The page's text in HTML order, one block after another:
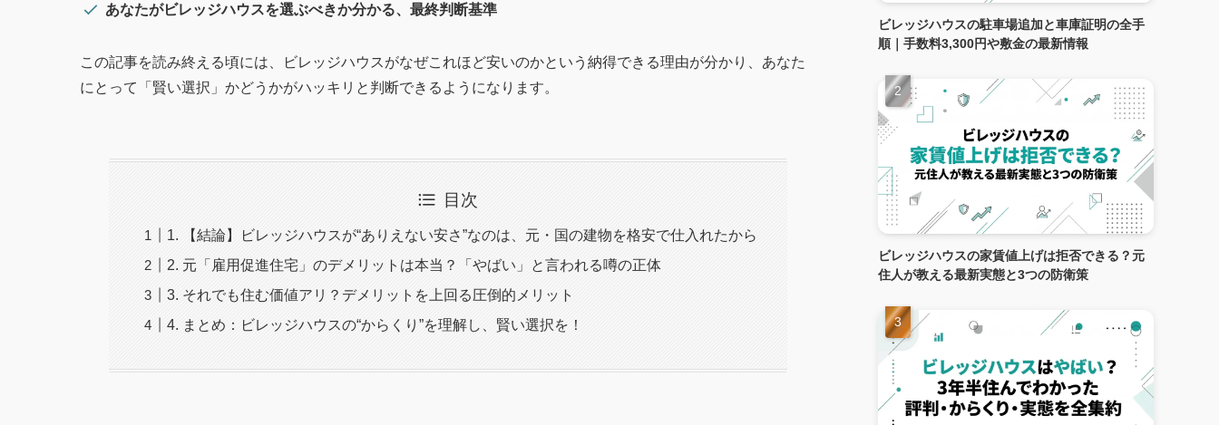
あなたがビレッジハウスを選ぶべきか分かる、最終判断基準
この記事を読み終える頃には、ビレッジハウスがなぜこれほど安いのかという納得できる理由が分かり、あなた
にとって「賢い選択」かどうかがハッキリと判断できるようになります。
目次
1. 【結論】ビレッジハウスが“ありえない安さ”なのは、元・国の建物を格安で仕入れたから
2. 元「雇用促進住宅」のデメリットは本当？「やばい」と言われる噂の正体
3. それでも住む価値アリ？デメリットを上回る圧倒的メリット
4. まとめ：ビレッジハウスの“からくり”を理解し、賢い選択を！
ビレッジハウスの駐車場追加と車庫証明の全手
順｜手数料3,300円や敷金の最新情報
ビレッジハウスの家賃値上げは拒否できる？元
住人が教える最新実態と3つの防衛策